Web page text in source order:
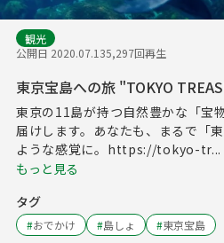
観光
公開日 2020.07.135,297回再生
東京宝島への旅 "TOKYO
東京の11島が持つ自然豊かな「宝
届けします。あなたも、まるで「
ような感覚に。https://tokyo-tr...
もっと見る
タグ
#おでかけ #島しょ #東京宝島